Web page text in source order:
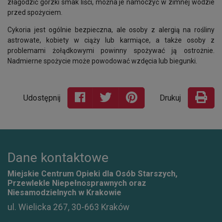
złagodzić gorzki smak liści, można je namoczyć w zimnej wodzie
przed spożyciem.
Cykoria jest ogólnie bezpieczna, ale osoby z alergią na rośliny
astrowate, kobiety w ciąży lub karmiące, a także osoby z
problemami żołądkowymi powinny spożywać ją ostrożnie.
Nadmierne spożycie może powodować wzdęcia lub biegunki.
Udostępnij Drukuj
Dane kontaktowe
Miejskie Centrum Opieki dla Osób Starszych,
Przewlekle Niepełnosprawnych oraz
Niesamodzielnych w Krakowie
ul. Wielicka 267, 30-663 Kraków